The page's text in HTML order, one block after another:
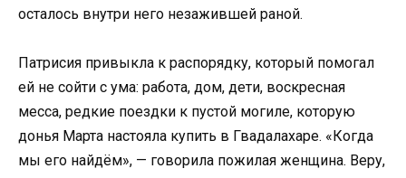
осталось внутри него незажившей раной.
Патрисия привыкла к распорядку, который помогал
ей не сойти с ума: работа, дом, дети, воскресная
месса, редкие поездки к пустой могиле, которую
донья Марта настояла купить в Гвадалахаре. «Когда
мы его найдём», — говорила пожилая женщина. Веру,